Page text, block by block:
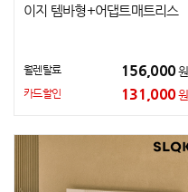
이지 템바형+어댑트매트리스
월렌탈료 156,000원
카드할인 131,000원